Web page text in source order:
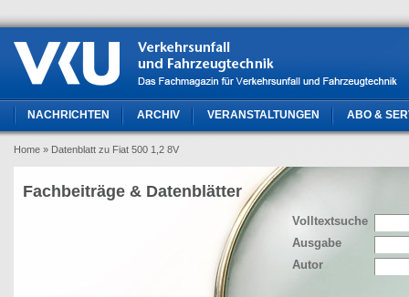
NACHRICHTEN ARCHIV VERANSTALTUNGEN ABO &
Home » Datenblatt zu Fiat 500 1,2 8V
Volltextsuche
Ausgabe
Autor
Fachbeiträge & Datenblätter